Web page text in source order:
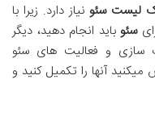
لیست سئونیاز دارد. زیرا با
سئو باید انجام دهید، دیگر
سازی و فعالیت های سئو
آنها را تکمیل کنید و